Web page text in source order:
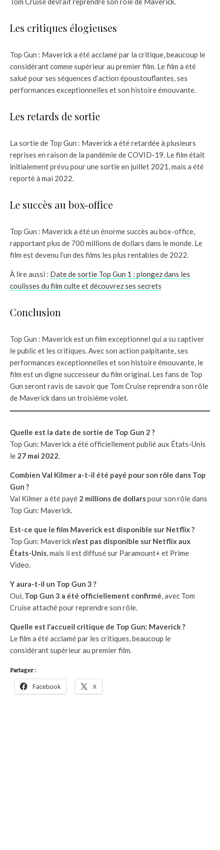
Les critiques élogieuses
Top Gun : Maverick a été acclamé par la critique, beaucoup le
considérant comme supérieur au premier film. Le film a été
salué pour ses séquences d’action époustouflantes, ses
performances exceptionnelles et son histoire émouvante.
Les retards de sortie
La sortie de Top Gun : Maverick a été retardée à plusieurs
reprises en raison de la pandémie de COVID-19. Le film était
initialement prévu pour une sortie en juillet 2021, mais a été
reporté à mai 2022.
Le succès au box-office
Top Gun : Maverick a été un énorme succès au box-office,
rapportant plus de 700 millions de dollars dans le monde. Le
film est devenu l’un des films les plus rentables de 2022.
À lire aussi : Date de sortie Top Gun 1 : plongez dans les
coulisses du film culte et découvrez ses secrets
Conclusion
Top Gun : Maverick est un film exceptionnel qui a su captiver
le public et les critiques. Avec son action palpitante, ses
performances exceptionnelles et son histoire émouvante, le
film est un digne successeur du film original. Les fans de Top
Gun seront ravis de savoir que Tom Cruise reprendra son rôle
de Maverick dans un troisième volet.
Quelle est la date de sortie de Top Gun 2 ?
Top Gun: Maverick a été officiellement publié aux États-Unis
le 27 mai 2022.
Combien Val Kilmer a-t-il été payé pour son rôle dans Top
Gun ?
Val Kilmer a été payé 2 millions de dollarspour son rôle dans
Top Gun: Maverick.
Est-ce que le film Maverick est disponible sur Netflix ?
Top Gun: Maverick n’est pas disponible sur Netflix aux
États-Unis, mais il est diffusé sur Paramount+ et Prime
Video.
Y aura-t-il un Top Gun 3 ?
Oui, Top Gun 3 a été officiellement confirmé, avec Tom
Cruise attaché pour reprendre son rôle.
Quelle est l’accueil critique de Top Gun: Maverick ?
Le film a été acclamé par les critiques, beaucoup le
considérant supérieur au premier film.
Partager :
Facebook X